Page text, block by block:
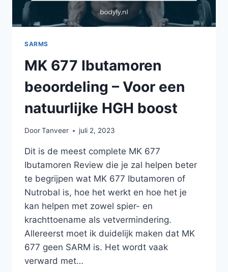
SARMS
MK 677 Ibutamoren
beoordeling – Voor een
natuurlijke HGH boost
DoorTanveer juli 2, 2023
Dit is de meest complete MK 677
Ibutamoren Review die je zal helpen beter
te begrijpen wat MK 677 Ibutamoren of
Nutrobal is, hoe het werkt en hoe het je
kan helpen met zowel spier- en
krachttoename als vetvermindering.
Allereerst moet ik duidelijk maken dat MK
677 geen SARM is. Het wordt vaak
verward met…